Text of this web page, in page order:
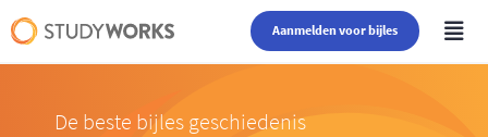
Aanmelden voor bijles
De beste bijles geschiedenis